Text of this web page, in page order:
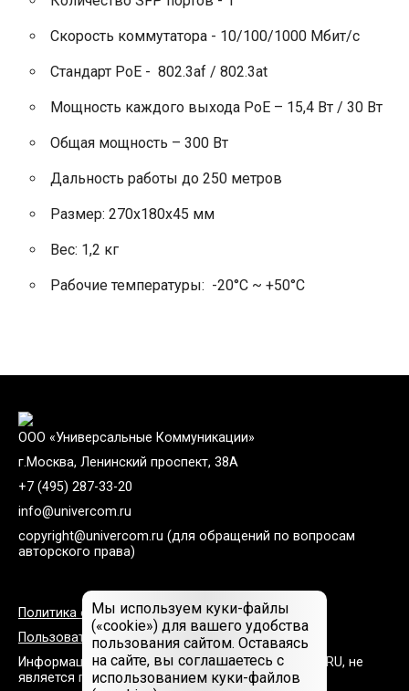
Скорость коммутатора - 10/100/1000 Мбит/с
Стандарт PoE - 802.3af / 802.3at
Мощность каждого выхода PoE – 15,4 Вт / 30 Вт
Общая мощность – 300 Вт
Дальность работы до 250 метров
Размер: 270x180x45 мм
Вес: 1,2 кг
Рабочие температуры: -20°С ~ +50°С
ООО «Универсальные Коммуникации»
г.Москва, Ленинский проспект, 38А
+7 (495) 287-33-20
info@univercom.ru
copyright@univercom.ru (для обращений по вопросам
авторского права)
Политика обработки персональных данных
Пользовательское соглашение
Информация, размещенная на сайте UNIVERCOM.RU, не
является публичной офертой
Мы используем куки-файлы
(«cookie») для вашего удобства
пользования сайтом. Оставаясь
на сайте, вы соглашаетесь с
использованием куки-файлов